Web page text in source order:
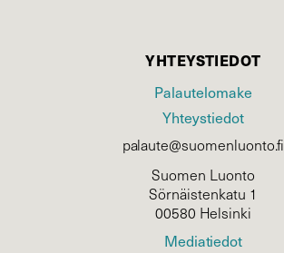
YHTEYSTIEDOT
Palautelomake
Yhteystiedot
palaute@suomenluonto.fi
Suomen Luonto
Sörnäistenkatu 1
00580 Helsinki
Mediatiedot